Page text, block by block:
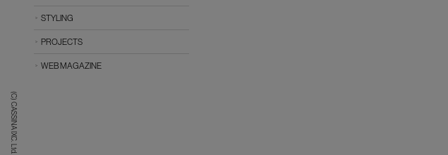
(C) CASSINA IXC. Ltd.
STYLING
PROJECTS
WEB MAGAZINE